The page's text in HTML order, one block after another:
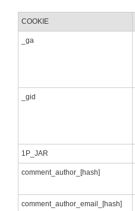
COOKIE
_ga
_gid
1P_JAR
comment_author_[hash]
comment_author_email_[hash]